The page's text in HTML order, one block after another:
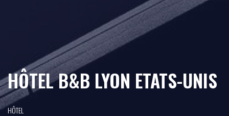
HÔTEL B&B LYON ETATS-UNIS
HÔTEL